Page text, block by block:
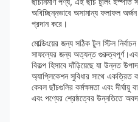
অবিচ্ছিন্নভাবে অসামান্য ফলাফল
প্রদান করে।
মোল্ডিংয়ের জন্য সঠিক টুল স্টিল
সাফল্যের জন্য অত্যন্ত
বিকল্প হিসাবে দাঁড়িয়েছে যা উন্নত
অ্যাপ্লিকেশন সুবিধার সাথে একত্রিত
কেবল ছাঁচগুলির কর্মক্ষমতা এবং দীর্ঘায়ু
এবং পণ্যের শ্রেষ্ঠত্বের উন্নতিতে